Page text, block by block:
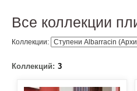
Все коллекции
Коллекции:
Коллекций: 3